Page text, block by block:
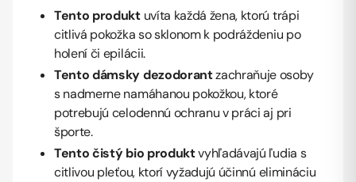
Tento produktuvíta každá žena, ktorú trápi
citlivá pokožka so sklonom k podráždeniu po
holení či epilácii.
Tento dámsky dezodorantzachraňuje osoby
s nadmerne namáhanou pokožkou, ktoré
potrebujú celodennú ochranu v práci aj pri
športe.
Tento čistý bio produktvyhľadávajú ľudia s
citlivou pleťou, ktorí vyžadujú účinnú elimináciu